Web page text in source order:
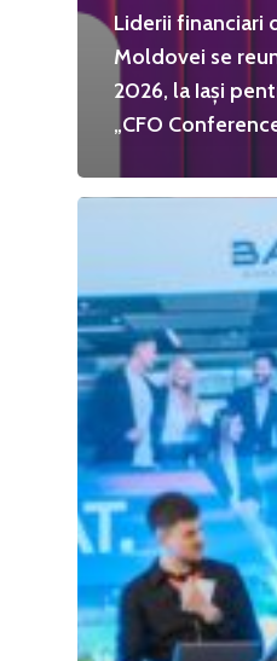
Liderii financiari
Moldovei se
2026, la Iași
„CFO